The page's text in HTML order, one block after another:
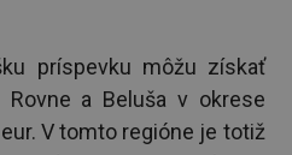
príspevku môžu získať
a Beluša v okrese
V tomto regióne je totiž